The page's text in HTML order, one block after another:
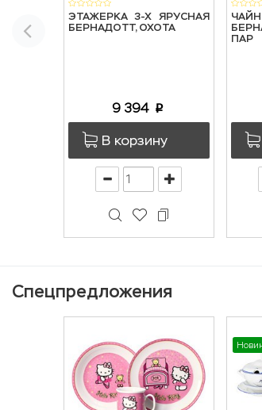
ЭТАЖЕРКА 3-Х ЯРУСНАЯ
БЕРНАДОТТ, ОХОТА
9 394 p
В корзину
ПАР
Спецпредложения